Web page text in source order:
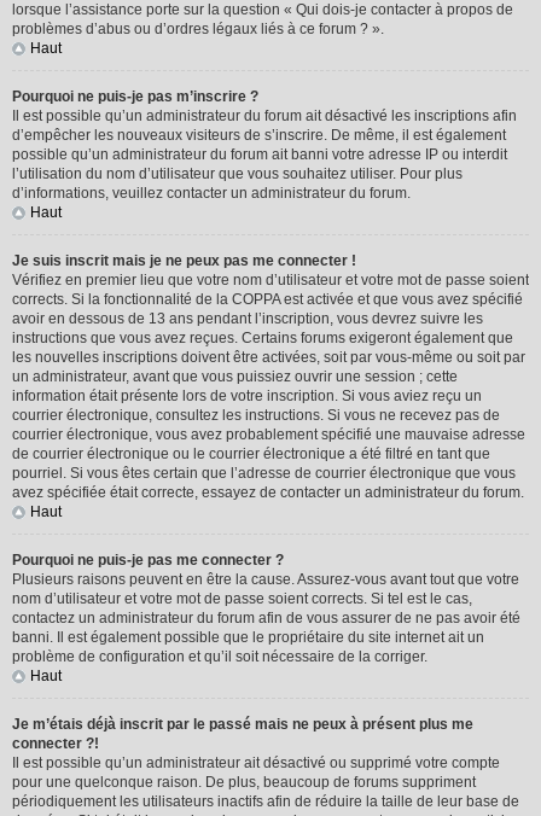
lorsque l’assistance porte sur la question « Qui dois-je contacter à propos de
problèmes d’abus ou d’ordres légaux liés à ce forum ? ».
Haut
Pourquoi ne puis-je pas m’inscrire ?
Il est possible qu’un administrateur du forum ait désactivé les inscriptions afin
d’empêcher les nouveaux visiteurs de s’inscrire. De même, il est également
possible qu’un administrateur du forum ait banni votre adresse IP ou interdit
l’utilisation du nom d’utilisateur que vous souhaitez utiliser. Pour plus
d’informations, veuillez contacter un administrateur du forum.
Haut
Je suis inscrit mais je ne peux pas me connecter !
Vérifiez en premier lieu que votre nom d’utilisateur et votre mot de passe soient
corrects. Si la fonctionnalité de la COPPA est activée et que vous avez spécifié
avoir en dessous de 13 ans pendant l’inscription, vous devrez suivre les
instructions que vous avez reçues. Certains forums exigeront également que
les nouvelles inscriptions doivent être activées, soit par vous-même ou soit par
un administrateur, avant que vous puissiez ouvrir une session ; cette
information était présente lors de votre inscription. Si vous aviez reçu un
courrier électronique, consultez les instructions. Si vous ne recevez pas de
courrier électronique, vous avez probablement spécifié une mauvaise adresse
de courrier électronique ou le courrier électronique a été filtré en tant que
pourriel. Si vous êtes certain que l’adresse de courrier électronique que vous
avez spécifiée était correcte, essayez de contacter un administrateur du forum.
Haut
Pourquoi ne puis-je pas me connecter ?
Plusieurs raisons peuvent en être la cause. Assurez-vous avant tout que votre
nom d’utilisateur et votre mot de passe soient corrects. Si tel est le cas,
contactez un administrateur du forum afin de vous assurer de ne pas avoir été
banni. Il est également possible que le propriétaire du site internet ait un
problème de configuration et qu’il soit nécessaire de la corriger.
Haut
Je m’étais déjà inscrit par le passé mais ne peux à présent plus me
connecter ?!
Il est possible qu’un administrateur ait désactivé ou supprimé votre compte
pour une quelconque raison. De plus, beaucoup de forums suppriment
périodiquement les utilisateurs inactifs afin de réduire la taille de leur base de